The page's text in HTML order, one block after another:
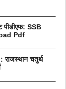
पीडीएफ: SSB
Pdf
चतुर्थ